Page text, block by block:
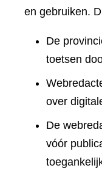
en gebruiken.
De
toetsen
over
De
vóór